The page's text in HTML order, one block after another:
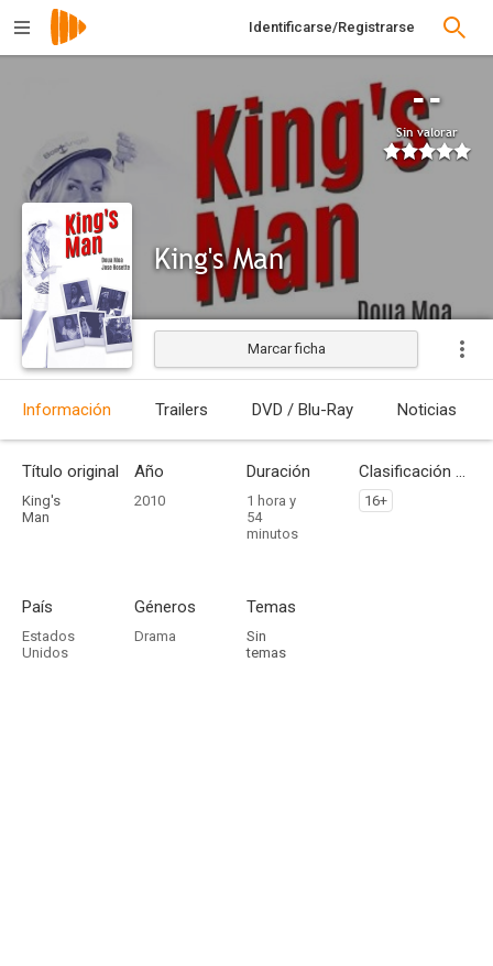
Identificarse/Registrarse
--
Sin valorar
King's Man
Estrenada
Marcar ficha
Información Trailers DVD / Blu-Ray Noticias
Título original
King's
Man
Año
2010
Duración
1 hora y
54
minutos
Clasificación por edades
16+
País
Estados
Unidos
Géneros
Drama
Temas
Sin
temas